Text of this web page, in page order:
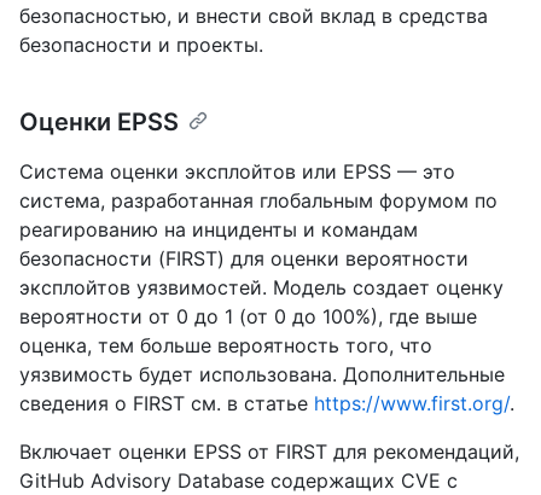
безопасностью, и внести свой вклад в средства
безопасности и проекты.
Оценки EPSS
Система оценки эксплойтов или EPSS — это
система, разработанная глобальным форумом по
реагированию на инциденты и командам
безопасности (FIRST) для оценки вероятности
эксплойтов уязвимостей. Модель создает оценку
вероятности от 0 до 1 (от 0 до 100%), где выше
оценка, тем больше вероятность того, что
уязвимость будет использована. Дополнительные
сведения о FIRST см. в статье https://www.first.org/.
Включает оценки EPSS от FIRST для рекомендаций,
GitHub Advisory Database содержащих CVE с